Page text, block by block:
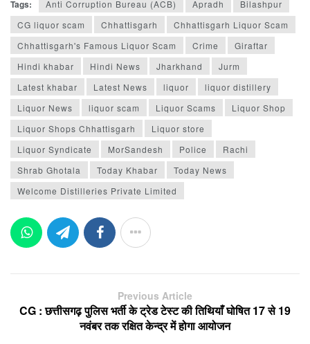
Tags: Anti Corruption Bureau (ACB) Apradh
Bilashpur
CG liquor scam
Chhattisgarh
Chhattisgarh Liquor Scam
Chhattisgarh's Famous Liquor Scam
Crime
Giraftar
Hindi khabar
Hindi News Jharkhand
Jurm
Latest khabar
Latest News liquor
liquor distillery
Liquor News
liquor scam Liquor Scams
Liquor Shop
Liquor Shops Chhattisgarh
Liquor store
Liquor Syndicate
MorSandesh Police
Rachi
Shrab Ghotala
Today Khabar
Today News
Welcome Distilleries Private Limited
Previous Article
CG : छत्तीसगढ़ पुलिस भर्ती के ट्रेड टेस्ट की तिथियाँ घोषित 17 से 19
नवंबर तक रक्षित केन्द्र में होगा आयोजन